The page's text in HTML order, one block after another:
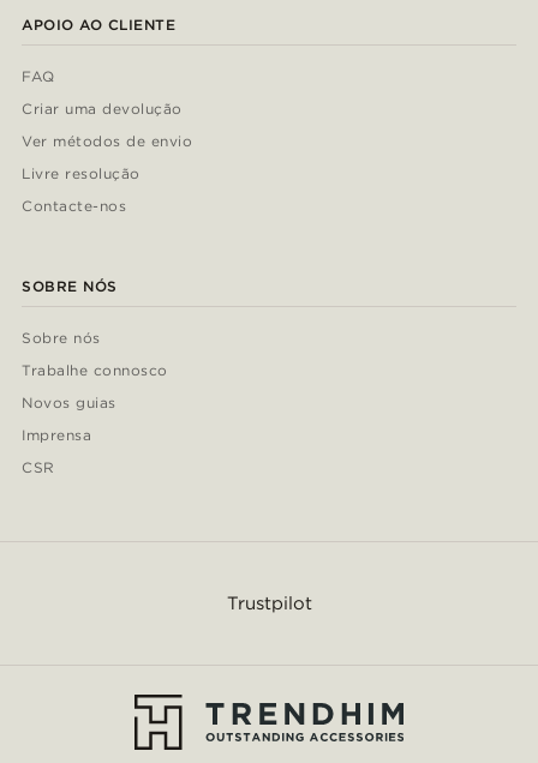
APOIO AO CLIENTE
FAQ
Criar uma devolução
Ver métodos de envio
Livre resolução
Contacte-nos
SOBRE NÓS
Sobre nós
Trabalhe connosco
Novos guias
Imprensa
CSR
Trustpilot